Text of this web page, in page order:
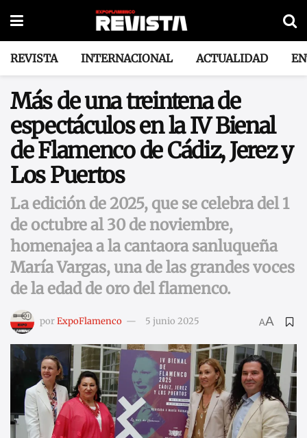
REVISTA INTERNACIONAL ACTUALIDAD
Más de una treintena de
espectáculos en la IV Bienal
de Flamenco de Cádiz, Jerez y
Los Puertos
La edición de 2025, que se celebra del 1
de octubre al 30 de noviembre,
homenajea a la cantaora sanluqueña
María Vargas, una de las grandes voces
de la edad de oro del flamenco.
porExpoFlamenco 5 junio 2025 AA